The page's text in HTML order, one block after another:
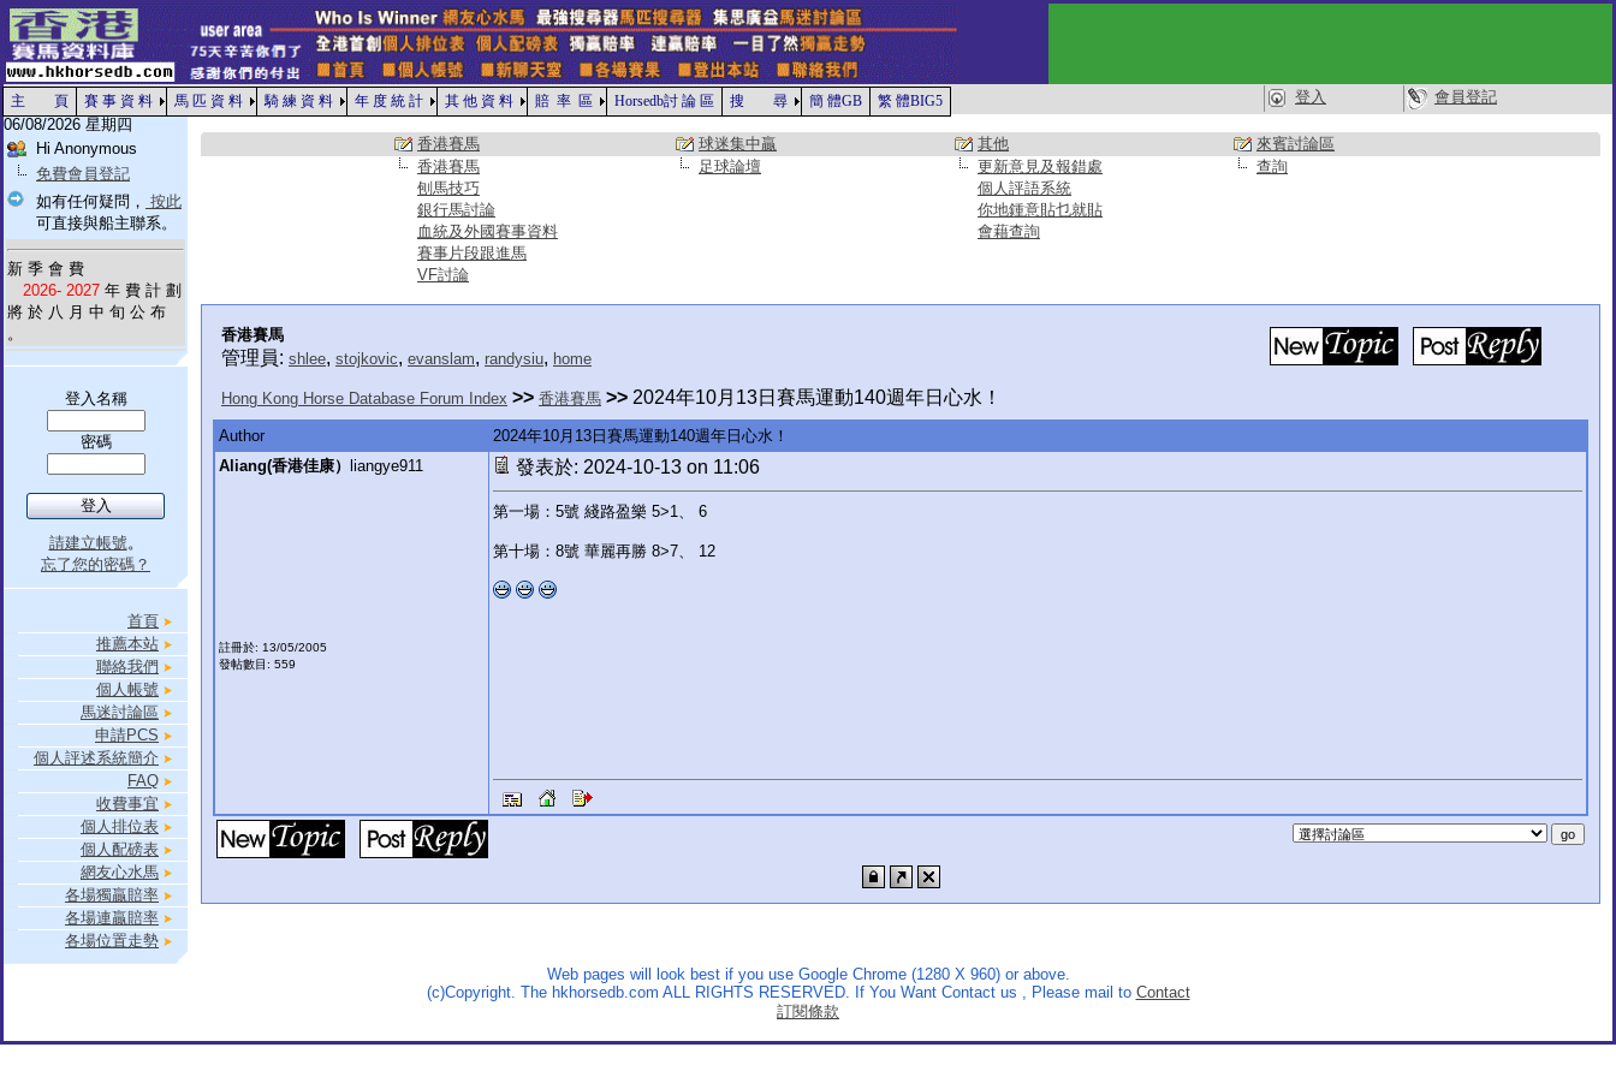
主 頁 賽 事 資 料 馬 匹 資 料 騎 練 資 料 年 度 統 計 其 他 資 料 賠 率 區 Horsedb討 論 區 搜 尋 簡 體GB 繁 體BIG5 登入
會員登記
06/08/2026 星期四
Hi Anonymous
免費會員登記
如有任何疑問， 按此
可直接與船主聯系。
新 季 會 費
2026- 2027 年 費 計 劃
將 於 八 月 中 旬 公 布
。
登入名稱
密碼
請建立帳號。
忘了您的密碼？
首頁
推薦本站
聯絡我們
個人帳號
馬迷討論區
申請PCS
個人評述系統簡介
FAQ
收費事宜
個人排位表
個人配磅表
網友心水馬
各場獨贏賠率
各場連贏賠率
各場位置走勢
香港賽馬 球迷集中贏 其他
來賓討論區
香港賽馬
足球論壇 更新意見及報錯處
查詢
刨馬技巧
個人評語系統
銀行馬討論
你地鍾意貼乜就貼
血統及外國賽事資料
會藉查詢
賽事片段跟進馬
VF討論
香港賽馬
管理員: shlee, stojkovic, evanslam, randysiu, home
Hong Kong Horse Database Forum Index >> 香港賽馬 >> 2024年10月13日賽馬運動140週年日心水！
Author
2024年10月13日賽馬運動140週年日心水！
Aliang(香港佳康）
liangye911
註冊於: 13/05/2005
發帖數目: 559
發表於: 2024-10-13 on 11:06
第一場：5號 綫路盈樂 5>1、 6
第十場：8號 華麗再勝 8>7、 12
Web pages will look best if you use Google Chrome (1280 X 960) or above.
(c)Copyright. The hkhorsedb.com ALL RIGHTS RESERVED. If You Want Contact us , Please mail to Contact
訂閱條款